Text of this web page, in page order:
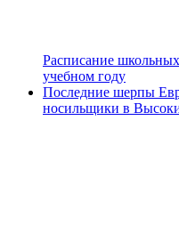
Расписание
учебном году
Последние шерпы
носильщики в